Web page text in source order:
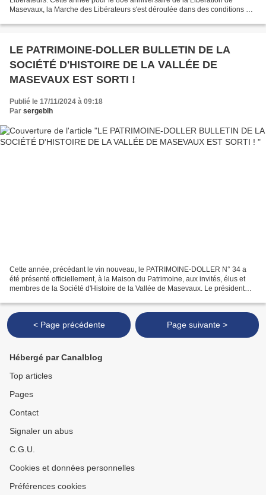
Masevaux, la Marche des Libérateurs s'est déroulée dans des conditions un
LE PATRIMOINE-DOLLER BULLETIN DE LA
SOCIÉTÉ D'HISTOIRE DE LA VALLÉE DE
MASEVAUX EST SORTI !
Publié le 17/11/2024 à 09:18
Par sergeblh
Cette année, précédant le vin nouveau, le PATRIMOINE-DOLLER N° 34 a
été présenté officiellement, à la Maison du Patrimoine, aux invités, élus et
membres de la Société d'Histoire de la Vallée de Masevaux. Le président
< Page précédente Page suivante >
Hébergé par Canalblog
Top articles
Pages
Contact
Signaler un abus
C.G.U.
Cookies et données personnelles
Préférences cookies